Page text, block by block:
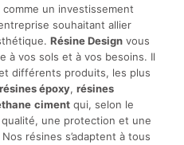
un investissement
souhaitant allier
Résine Designvous
à vos sols et à vos besoins. Il
différents produits, les plus
résines époxy, résines
ciment qui, selon le
une protection et une
résines s’adaptent à tous